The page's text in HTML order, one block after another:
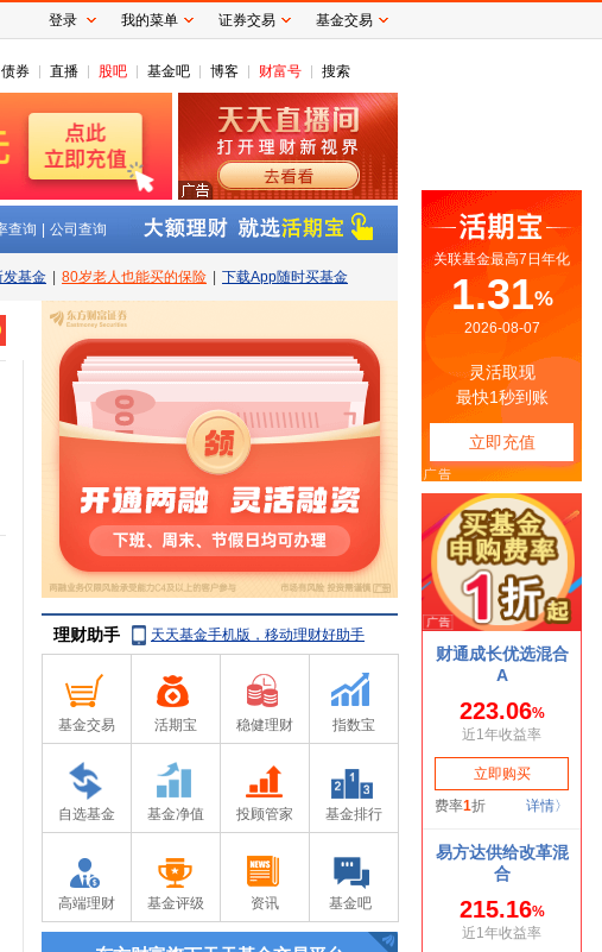
债券 直播 股吧 基金吧 博客 财富号 搜索
查询 公司查询
发基金 80岁老人也能买的保险 下载App随时买基金
理财助手 天天基金手机版，移动理财好助手
基金交易 活期宝 稳健理财 指数宝
自选基金 基金净值 投顾管家 基金排行
高端理财 基金评级 资讯 基金吧
登录 我的菜单 证券交易 基金交易